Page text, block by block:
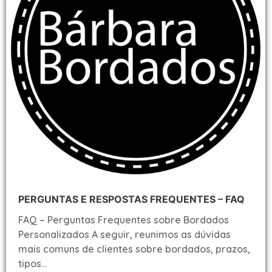
PERGUNTAS E RESPOSTAS FREQUENTES – FAQ
FAQ – Perguntas Frequentes sobre Bordados
Personalizados A seguir, reunimos as dúvidas
mais comuns de clientes sobre bordados, prazos,
tipos...